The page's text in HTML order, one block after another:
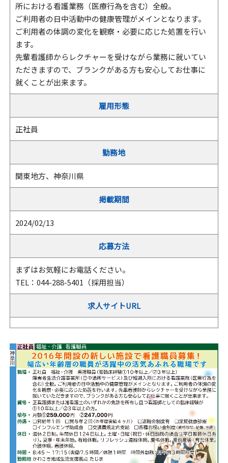
所における看護業務（医療行為を含む）全般。
ご利用者の日中活動中の健康管理がメインとなります。
ご利用者の体調の変化を観察・必要に応じた処置を行い
ます。
先輩看護師からレクチャーを受けながら業務に就いてい
ただきますので、ブランクがある方も安心してお仕事に
就くことが出来ます。
雇用形態
正社員
勤務地
関東地方、神奈川県
掲載期間
2024/02/13
応募方法
まずはお気軽にお電話ください。
TEL：044-288-5401（採用担当）
求人サイトURL